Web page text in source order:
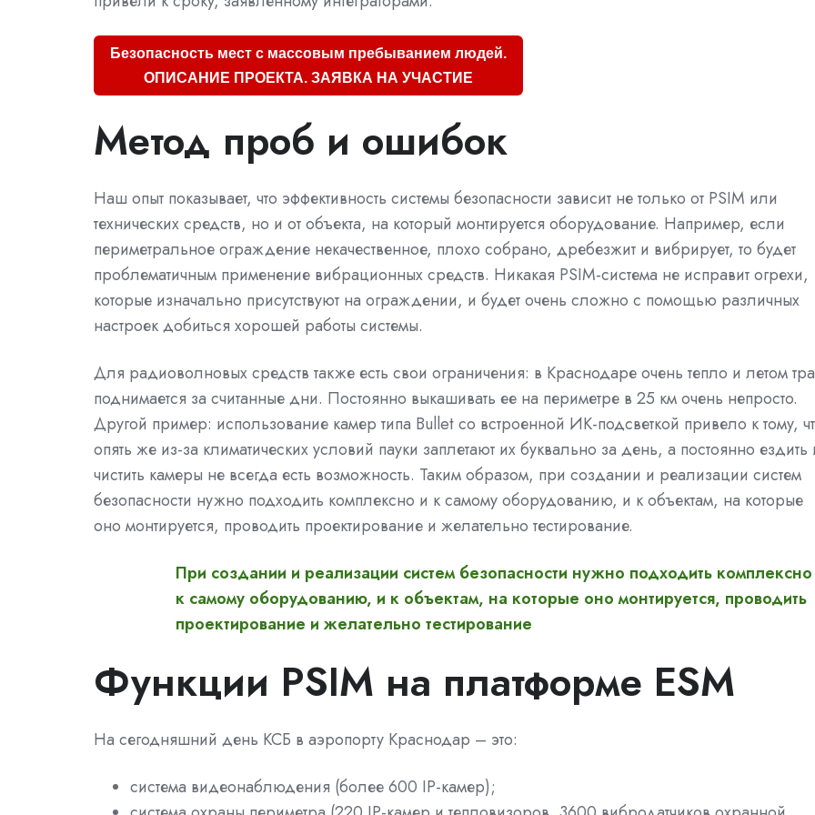
Безопасность мест с массовым пребыванием людей.
ОПИСАНИЕ ПРОЕКТА. ЗАЯВКА НА УЧАСТИЕ
Метод проб и ошибок
Наш опыт показывает, что эффективность системы безопасности зависит не только от PSIM или
технических средств, но и от объекта, на который монтируется оборудование. Например, если
периметральное ограждение некачественное, плохо собрано, дребезжит и вибрирует, то будет
проблематичным применение вибрационных средств. Никакая PSIM-система не исправит огрехи,
которые изначально присутствуют на ограждении, и будет очень сложно с помощью различных
настроек добиться хорошей работы системы.
Для радиоволновых средств также есть свои ограничения: в Краснодаре очень тепло и летом
поднимается за считанные дни. Постоянно выкашивать ее на периметре в 25 км очень непросто.
Другой пример: использование камер типа Bullet со встроенной ИК-подсветкой привело к тому,
опять же из-за климатических условий пауки заплетают их буквально за день, а постоянно ездить
чистить камеры не всегда есть возможность. Таким образом, при создании и реализации систем
безопасности нужно подходить комплексно и к самому оборудованию, и к объектам, на которые
оно монтируется, проводить проектирование и желательно тестирование.
При создании и реализации систем безопасности нужно подходить
к самому оборудованию, и к объектам, на которые оно монтируется, проводить
проектирование и желательно тестирование
Функции PSIM на платформе ESM
На сегодняшний день КСБ в аэропорту Краснодар – это:
система видеонаблюдения (более 600 IP-камер);